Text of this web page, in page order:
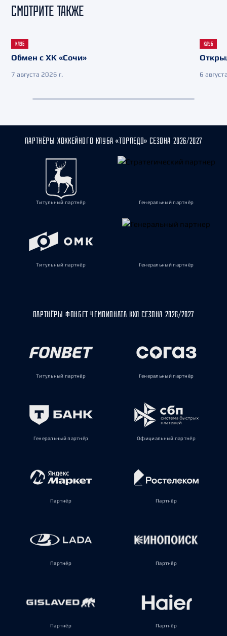
СМОТРИТЕ ТАКЖЕ
КЛУБ
Обмен с ХК «Сочи»
7 августа 2026 г.
КЛУБ
6
ПАРТНЁРЫ ХОККЕЙНОГО КЛУБА «ТОРПЕДО» СЕЗОНА 2026/2027
Титульный партнёр Генеральный партнёр
Титульный партнёр Генеральный партнёр
ПАРТНЁРЫ ФОНБЕТ ЧЕМПИОНАТА КХЛ СЕЗОНА 2026/2027
Титульный партнёр Генеральный партнёр
Генеральный партнёр Официальный партнёр
Партнёр Партнёр
Партнёр Партнёр
Партнёр Партнёр